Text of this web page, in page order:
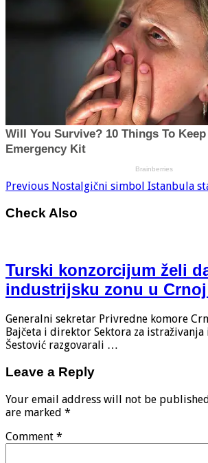
Previous Nostalgični simbol Istanbula
Check Also
Turski konzorcijum želi
industrijsku zonu u
Generalni sekretar Privredne komore
Bajčeta i direktor Sektora za
Šestović razgovarali …
Leave a Reply
Your email address will not be
are marked *
Comment *